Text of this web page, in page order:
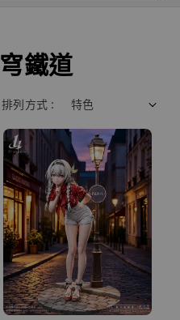
鐵道
排列方式 :